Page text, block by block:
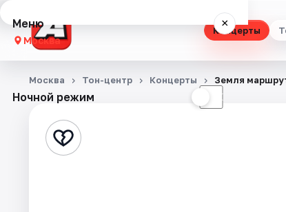
Концерты
Меню ×
Москва
Концерты
Стендап
Ночной режим ☾
Москва Тон-центр Концерты Земля